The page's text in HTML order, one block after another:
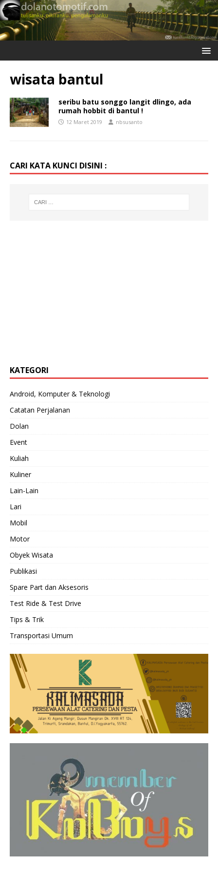
wisata bantul
seribu batu songgo langit dlingo, ada
rumah hobbit di bantul !
12 Maret 2019 nbsusanto
CARI KATA KUNCI DISINI :
KATEGORI
Android, Komputer & Teknologi
Catatan Perjalanan
Dolan
Event
Kuliah
Kuliner
Lain-Lain
Lari
Mobil
Motor
Obyek Wisata
Publikasi
Spare Part dan Aksesoris
Test Ride & Test Drive
Tips & Trik
Transportasi Umum